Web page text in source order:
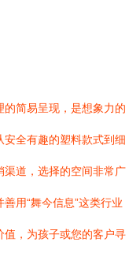
简易呈现，是想象力的
全有趣的塑料款式到细
道，选择的空间非常广
用“舞今信息”这类行业
，为孩子或您的客户寻